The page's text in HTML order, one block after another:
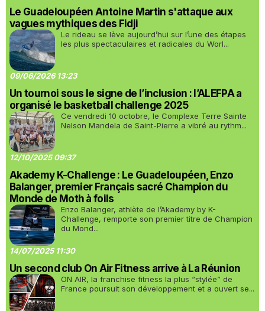
Le Guadeloupéen Antoine Martin s'attaque aux
vagues mythiques des Fidji
Le rideau se lève aujourd’hui sur l’une des étapes
les plus spectaculaires et radicales du Worl...
09/06/2026 13:23
Un tournoi sous le signe de l’inclusion : l’ALEFPA a
organisé le basketball challenge 2025
Ce vendredi 10 octobre, le Complexe Terre Sainte
Nelson Mandela de Saint-Pierre a vibré au rythm...
12/10/2025 09:37
Akademy K-Challenge : Le Guadeloupéen, Enzo
Balanger, premier Français sacré Champion du
Monde de Moth à foils
Enzo Balanger, athlète de l’Akademy by K-
Challenge, remporte son premier titre de Champion
du Mond...
14/07/2025 11:30
Un second club On Air Fitness arrive à La Réunion
ON AIR, la franchise fitness la plus “stylée” de
France poursuit son développement et a ouvert se...